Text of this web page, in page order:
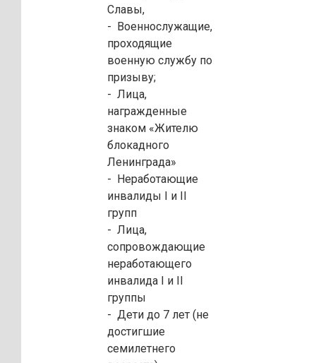
Славы,
- Военнослужащие,
проходящие
военную службу по
призыву;
- Лица,
награжденные
знаком «Жителю
блокадного
Ленинграда»
- Неработающие
инвалиды I и II
групп
- Лица,
сопровождающие
неработающего
инвалида I и II
группы
- Дети до 7 лет (не
достигшие
семилетнего